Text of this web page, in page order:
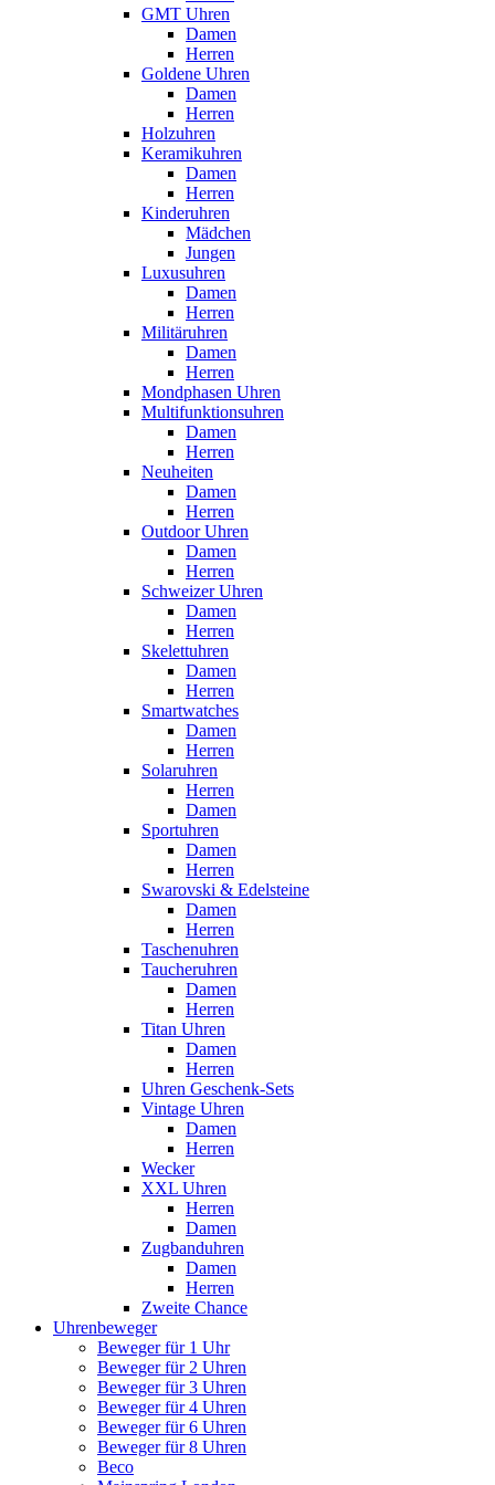
GMT Uhren
Damen
Herren
Goldene Uhren
Damen
Herren
Holzuhren
Keramikuhren
Damen
Herren
Kinderuhren
Mädchen
Jungen
Luxusuhren
Damen
Herren
Militäruhren
Damen
Herren
Mondphasen Uhren
Multifunktionsuhren
Damen
Herren
Neuheiten
Damen
Herren
Outdoor Uhren
Damen
Herren
Schweizer Uhren
Damen
Herren
Skelettuhren
Damen
Herren
Smartwatches
Damen
Herren
Solaruhren
Herren
Damen
Sportuhren
Damen
Herren
Swarovski & Edelsteine
Damen
Herren
Taschenuhren
Taucheruhren
Damen
Herren
Titan Uhren
Damen
Herren
Uhren Geschenk-Sets
Vintage Uhren
Damen
Herren
Wecker
XXL Uhren
Herren
Damen
Zugbanduhren
Damen
Herren
Zweite Chance
Uhrenbeweger
Beweger für 1 Uhr
Beweger für 2 Uhren
Beweger für 3 Uhren
Beweger für 4 Uhren
Beweger für 6 Uhren
Beweger für 8 Uhren
Beco